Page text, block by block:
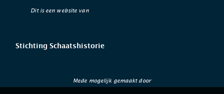
Dit is een website van
Stichting Schaatshistorie
Mede mogelijk gemaakt door